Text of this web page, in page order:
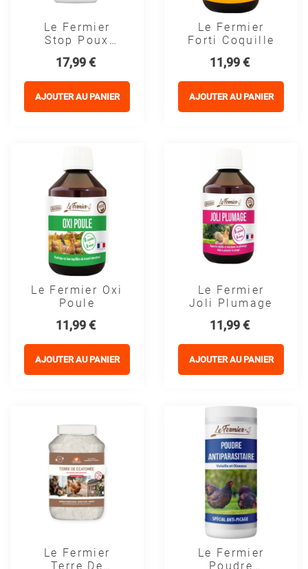
Le Fermier
Stop Poux
Prix
17,99 €
AJOUTER AU PANIER
Le Fermier
Forti Coquille
Prix
11,99 €
AJOUTER AU PANIER
Le Fermier Oxi
Poule
Prix
11,99 €
AJOUTER AU PANIER
Le Fermier
Joli Plumage
Prix
11,99 €
AJOUTER AU PANIER
Le Fermier
Terre De
Le Fermier
Poudre